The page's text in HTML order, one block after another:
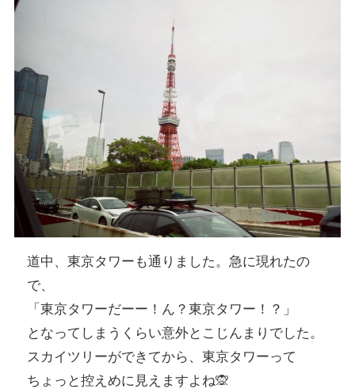
道中、東京タワーも通りました。急に現れたの
で、
「東京タワーだーー！ん？東京タワー！？」
となってしまうくらい意外とこじんまりでした。
スカイツリーができてから、東京タワーって
ちょっと控えめに見えますよね🙊